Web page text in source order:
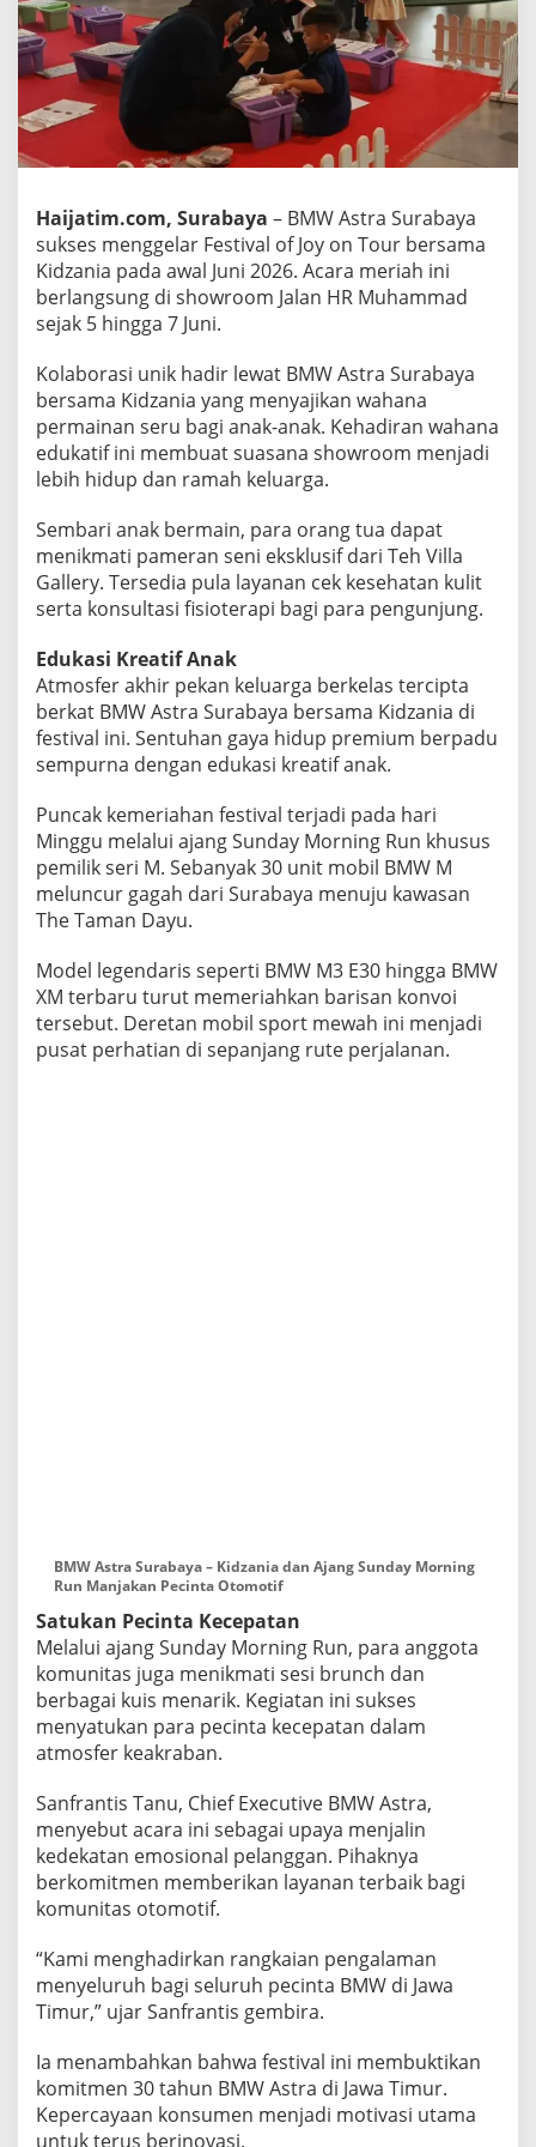
a
n
a
n
S
u
n
a
y
M
o
r
n
n
g
R
u
n
a
n
j
a
k
a
P
e
c
i
n
O
t
o
m
o
Haijatim.com, Surabaya – BMW Astra Surabaya
sukses menggelar Festival of Joy on Tour bersama
Kidzania pada awal Juni 2026. Acara meriah ini
berlangsung di showroom Jalan HR Muhammad
sejak 5 hingga 7 Juni.
Kolaborasi unik hadir lewat BMW Astra Surabaya
bersama Kidzania yang menyajikan wahana
permainan seru bagi anak-anak. Kehadiran wahana
edukatif ini membuat suasana showroom menjadi
lebih hidup dan ramah keluarga.
Sembari anak bermain, para orang tua dapat
menikmati pameran seni eksklusif dari Teh Villa
Gallery. Tersedia pula layanan cek kesehatan kulit
serta konsultasi fisioterapi bagi para pengunjung.
Edukasi Kreatif Anak
Atmosfer akhir pekan keluarga berkelas tercipta
berkat BMW Astra Surabaya bersama Kidzania di
festival ini. Sentuhan gaya hidup premium berpadu
sempurna dengan edukasi kreatif anak.
Puncak kemeriahan festival terjadi pada hari
Minggu melalui ajang Sunday Morning Run khusus
pemilik seri M. Sebanyak 30 unit mobil BMW M
meluncur gagah dari Surabaya menuju kawasan
The Taman Dayu.
Model legendaris seperti BMW M3 E30 hingga BMW
XM terbaru turut memeriahkan barisan konvoi
tersebut. Deretan mobil sport mewah ini menjadi
pusat perhatian di sepanjang rute perjalanan.
BMW Astra Surabaya – Kidzania dan Ajang Sunday Morning
Run Manjakan Pecinta Otomotif
Satukan Pecinta Kecepatan
Melalui ajang Sunday Morning Run, para anggota
komunitas juga menikmati sesi brunch dan
berbagai kuis menarik. Kegiatan ini sukses
menyatukan para pecinta kecepatan dalam
atmosfer keakraban.
Sanfrantis Tanu, Chief Executive BMW Astra,
menyebut acara ini sebagai upaya menjalin
kedekatan emosional pelanggan. Pihaknya
berkomitmen memberikan layanan terbaik bagi
komunitas otomotif.
“Kami menghadirkan rangkaian pengalaman
menyeluruh bagi seluruh pecinta BMW di Jawa
Timur,” ujar Sanfrantis gembira.
Ia menambahkan bahwa festival ini membuktikan
komitmen 30 tahun BMW Astra di Jawa Timur.
Kepercayaan konsumen menjadi motivasi utama
untuk terus berinovasi.